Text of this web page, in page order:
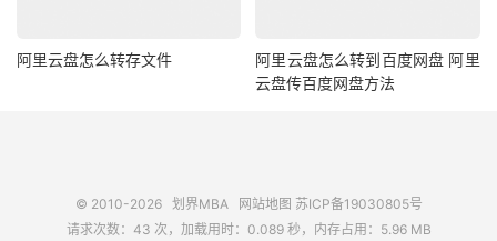
阿里云盘怎么转存文件
阿里云盘怎么转到百度网盘 阿里
云盘传百度网盘方法
© 2010-2026 划界MBA 网站地图 苏ICP备19030805号
请求次数：43 次，加载用时：0.089 秒，内存占用：5.96 MB